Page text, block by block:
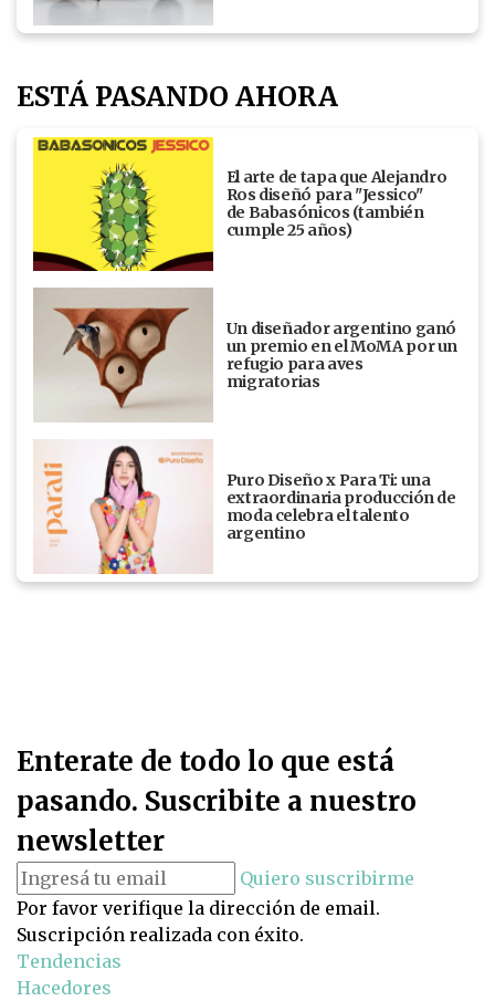
ESTÁ PASANDO AHORA
El arte de tapa que Alejandro
Ros diseñó para "Jessico"
de Babasónicos (también
cumple 25 años)
Un diseñador argentino ganó
un premio en el MoMA por un
refugio para aves
migratorias
Puro Diseño x Para Ti: una
extraordinaria producción de
moda celebra el talento
argentino
Enterate de todo lo que está
pasando. Suscribite a nuestro
newsletter
Quiero suscribirme
Por favor verifique la dirección de email.
Suscripción realizada con éxito.
Tendencias
Hacedores